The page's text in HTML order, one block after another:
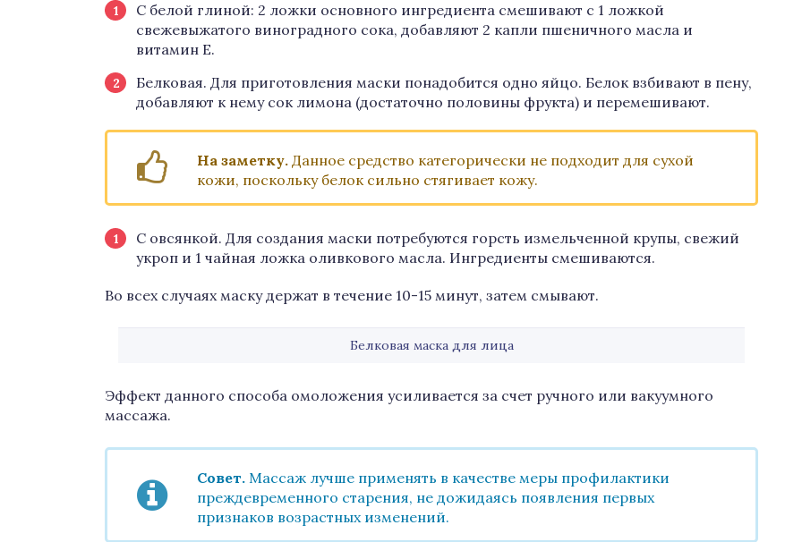
С белой глиной: 2 ложки основного ингредиента смешивают с 1 ложкой
свежевыжатого виноградного сока, добавляют 2 капли пшеничного масла и
витамин Е.
Белковая. Для приготовления маски понадобится одно яйцо. Белок взбивают в пену,
добавляют к нему сок лимона (достаточно половины фрукта) и перемешивают.
На заметку. Данное средство категорически не подходит для сухой
кожи, поскольку белок сильно стягивает кожу.
С овсянкой. Для создания маски потребуются горсть измельченной крупы, свежий
укроп и 1 чайная ложка оливкового масла. Ингредиенты смешиваются.
Во всех случаях маску держат в течение 10-15 минут, затем смывают.
Белковая маска для лица
Эффект данного способа омоложения усиливается за счет ручного или вакуумного
массажа.
Совет. Массаж лучше применять в качестве меры профилактики
преждевременного старения, не дожидаясь появления первых
признаков возрастных изменений.